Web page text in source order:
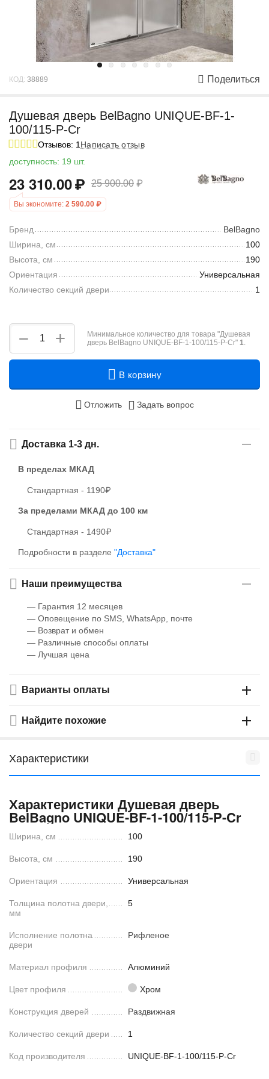
КОД: 38889 Поделиться
Душевая дверь BelBagno UNIQUE-BF-1-
100/115-P-Cr
Отзывов: 1 Написать отзыв
доступность: 19 шт.
23 310.00₽ 25 900.00 ₽
Вы экономите: 2 590.00 ₽
Бренд
BelBagno
Ширина, см
100
Высота, см
190
Ориентация
Универсальная
Количество секций двери
1
+
−
Минимальное количество для товара "Душевая
дверь BelBagno UNIQUE-BF-1-100/115-P-Cr" 1.
В корзину
Отложить Задать вопрос
Доставка 1-3 дн.
В пределах МКАД
Стандартная - 1190₽
За пределами МКАД до 100 км
Стандартная - 1490₽
Подробности в разделе "Доставка"
Наши преимущества
— Гарантия 12 месяцев
— Оповещение по SMS, WhatsApp, почте
— Возврат и обмен
— Различные способы оплаты
— Лучшая цена
Варианты оплаты
Найдите похожие
Характеристики
Характеристики Душевая дверь
BelBagno UNIQUE-BF-1-100/115-P-Cr
Ширина, см 100
Высота, см 190
Ориентация Универсальная
Толщина полотна двери,
мм
5
Исполнение полотна
двери
Рифленое
Материал профиля Алюминий
Цвет профиля Хром
Конструкция дверей Раздвижная
Количество секций двери 1
Код производителя UNIQUE-BF-1-100/115-P-Cr